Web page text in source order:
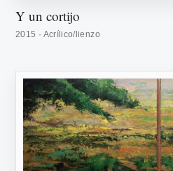
Y un cortijo
2015 · Acrílico/lienzo